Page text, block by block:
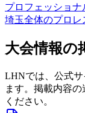
プロフェッショナ
埼玉全体のプロレ
大会情報の
LHNでは、公式
ます。掲載内容
ください。